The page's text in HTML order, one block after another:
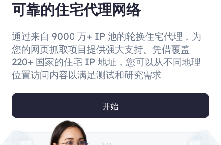
可靠的住宅代理网络
通过来自 9000 万+ IP 池的轮换住宅代理，为
您的网页抓取项目提供强大支持。凭借覆盖
220+ 国家的住宅 IP 地址，您可以从不同地理
位置访问内容以满足测试和研究需求
开始